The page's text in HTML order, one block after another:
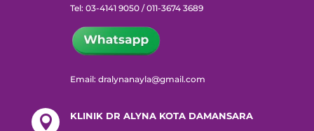
Tel: 03-4141 9050 / 011-3674 3689
Email: dralynanayla@gmail.com
 KLINIK DR ALYNA KOTA DAMANSARA